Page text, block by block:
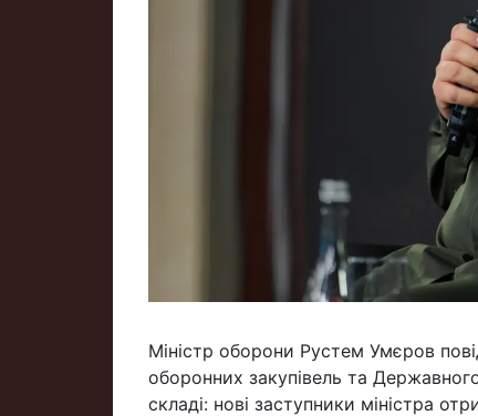
Міністр оборони Рустем Умєров
оборонних закупівель та
складі: нові заступники міністра